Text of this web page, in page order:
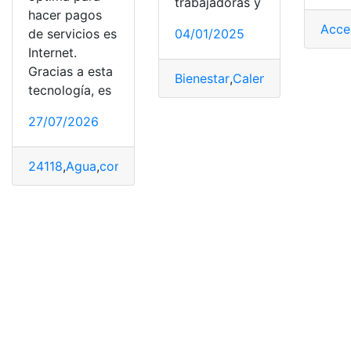
hacer pagos
de servicios es
Internet.
Gracias a esta
tecnología, es
27/07/2026
24118,Agua,contrato de agua
04/01/2025
Bienestar,Calendario